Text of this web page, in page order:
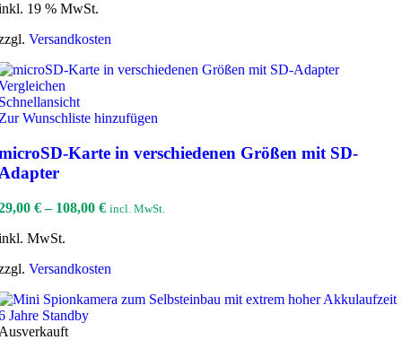
19 % MwSt.
Versandkosten
Wunschliste hinzufügen
Karte in verschiedenen Größen mit SD-
€– 108,00 € incl. MwSt.
MwSt.
Versandkosten